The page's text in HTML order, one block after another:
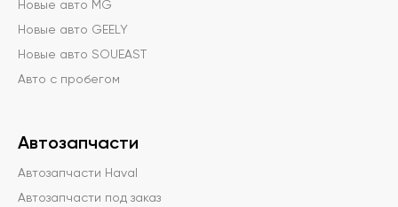
Новые авто MG
Новые авто GEELY
Новые авто SOUEAST
Авто с пробегом
Автозапчасти
Автозапчасти Haval
Автозапчасти под заказ